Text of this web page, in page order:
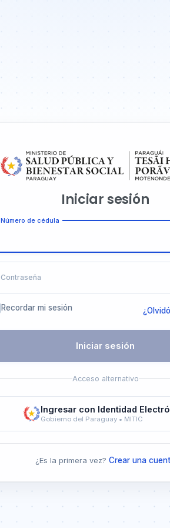
Iniciar sesión
Número de cédula
Contraseña
Recordar mi sesión
Iniciar sesión
Acceso alternativo
Ingresar con Identidad
Gobierno del Paraguay • MITIC
¿Es la primera vez? Crear una